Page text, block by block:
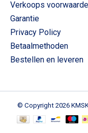
Verkoops
Garantie
Privacy Policy
Betaalmethoden
Bestellen en leveren
© Copyright 2026